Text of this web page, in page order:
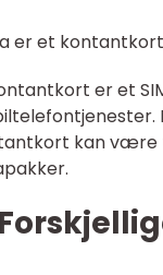
er et
er et
kan være